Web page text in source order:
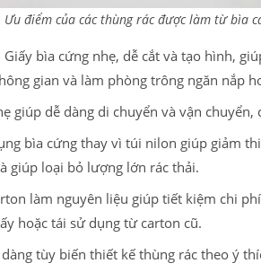
Ưu điểm của các thùng rác được làm từ bìa
bìa cứng nhẹ, dễ cắt và tạo hình,
gian và làm phòng trông ngăn nắp
giúp dễ dàng di chuyển và vận
bìa cứng thay vì túi nilon giúp giảm
giúp loại bỏ lượng lớn rác thải.
làm nguyên liệu giúp tiết kiệm chi
hoặc tái sử dụng từ carton cũ.
tùy biến thiết kế thùng rác theo ý